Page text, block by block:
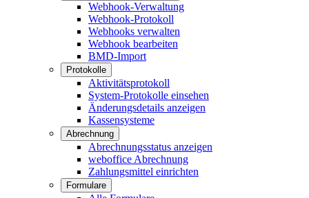
Webhook-Verwaltung
Webhook-Protokoll
Webhooks verwalten
Webhook bearbeiten
BMD-Import
Protokolle
Aktivitätsprotokoll
System-Protokolle einsehen
Änderungsdetails anzeigen
Kassensysteme
Abrechnung
Abrechnungsstatus anzeigen
weboffice Abrechnung
Zahlungsmittel einrichten
Formulare